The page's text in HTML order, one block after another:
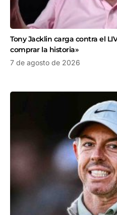
Tony Jacklin carga contra el
comprar la historia»
7 de agosto de 2026